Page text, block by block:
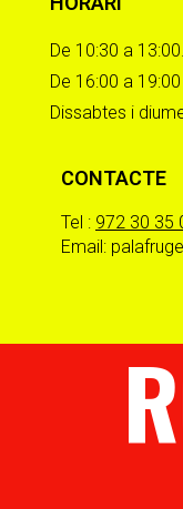
De 10:30 a 13:00.
De 16:00 a 19:00
Dissabtes i
CONTACTE
Tel : 972 30 35
Email: